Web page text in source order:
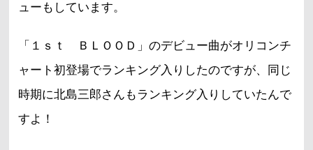
ューもしています。
「１ｓｔ ＢＬＯＯＤ」のデビュー曲がオリコンチ
ャート初登場でランキング入りしたのですが、同じ
時期に北島三郎さんもランキング入りしていたんで
すよ！